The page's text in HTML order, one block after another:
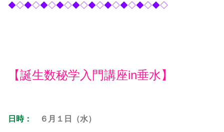
◆◇◆◇◆◇◆◇◆◇◆◇◆◇◆◇◆◇◆◇
【誕生数秘学入門講座in垂水】
日時： ６月１日（水）